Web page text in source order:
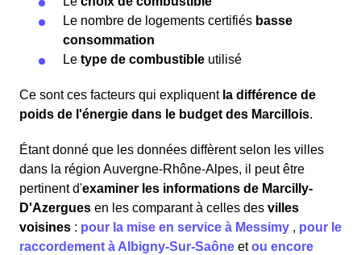
Le nombre de logements certifiés basse
consommation
Le type de combustible utilisé
Ce sont ces facteurs qui expliquent la différence de
poids de l'énergie dans le budget des Marcillois.
Étant donné que les données diffèrent selon les villes
dans la région Auvergne-Rhône-Alpes, il peut être
pertinent d'examiner les informations de Marcilly-
D'Azergues en les comparant à celles des villes
voisines : pour la mise en service à Messimy , pour le
raccordement à Albigny-Sur-Saône etou encore